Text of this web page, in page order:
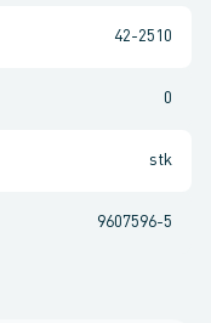
42-2510
0
stk
9607596-5